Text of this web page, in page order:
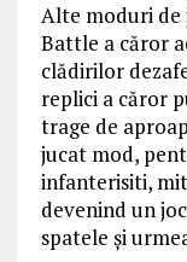
Alte moduri de
Battle a căror
clădirilor
replici a căror
trage de
jucat mod,
infanterisiti,
devenind un
spatele şi